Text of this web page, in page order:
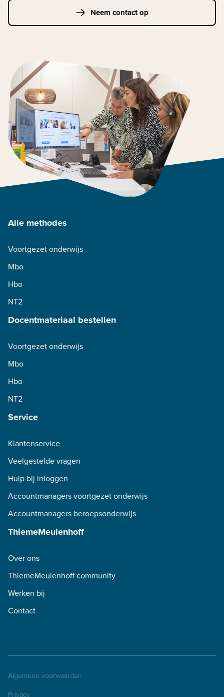
Neem contact op
Alle methodes
Voortgezet onderwijs
Mbo
Hbo
NT2
Docentmateriaal bestellen
Voortgezet onderwijs
Mbo
Hbo
NT2
Service
Klantenservice
Veelgestelde vragen
Hulp bij inloggen
Accountmanagers voortgezet onderwijs
Accountmanagers beroepsonderwijs
ThiemeMeulenhoff
Over ons
ThiemeMeulenhoff community
Werken bij
Contact
Algemene voorwaarden
Privacy